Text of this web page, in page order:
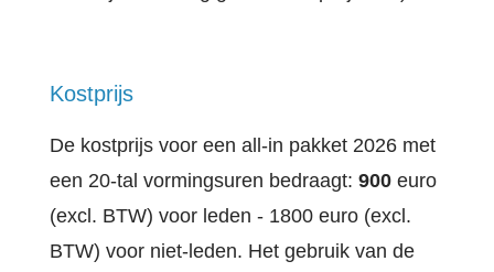
Kostprijs
De kostprijs voor een all-in pakket 2026 met
een 20-tal vormingsuren bedraagt: 900euro
(excl. BTW) voor leden - 1800 euro (excl.
BTW) voor niet-leden. Het gebruik van de